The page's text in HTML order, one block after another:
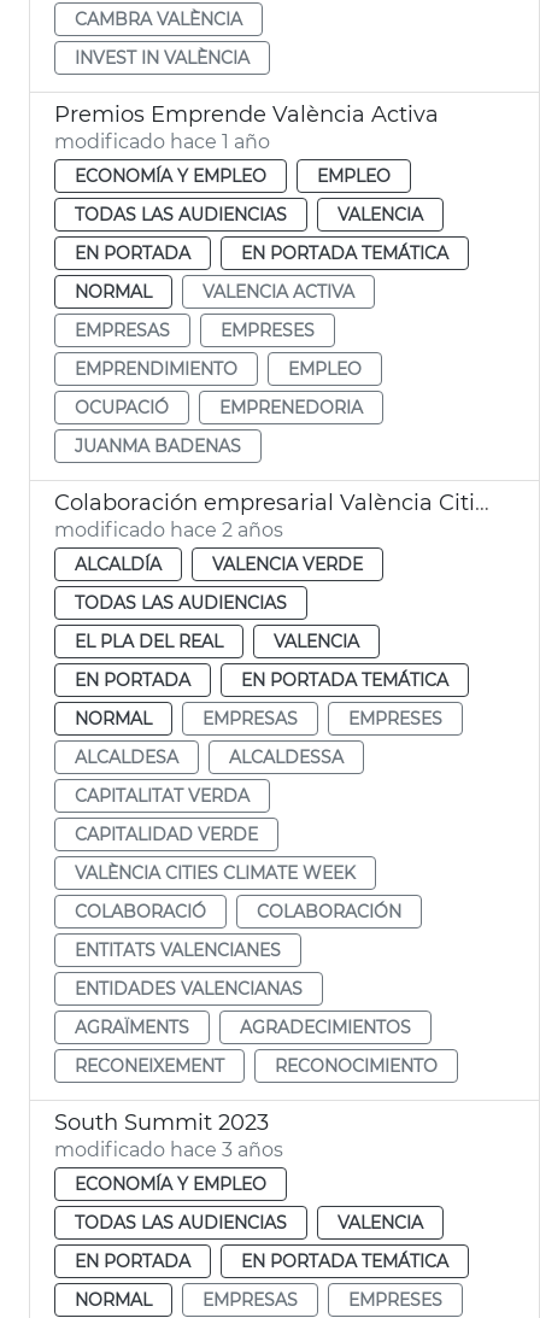
CAMBRA VALÈNCIA
INVEST IN VALÈNCIA
Premios Emprende València Activa
modificado hace 1 año
ECONOMÍA Y EMPLEO
EMPLEO
TODAS LAS AUDIENCIAS
VALENCIA
EN PORTADA
EN PORTADA TEMÁTICA
NORMAL
VALENCIA ACTIVA
EMPRESAS
EMPRESES
EMPRENDIMIENTO
EMPLEO
OCUPACIÓ
EMPRENEDORIA
JUANMA BADENAS
Colaboración empresarial València Cities Climate Week
modificado hace 2 años
ALCALDÍA
VALENCIA VERDE
TODAS LAS AUDIENCIAS
EL PLA DEL REAL
VALENCIA
EN PORTADA
EN PORTADA TEMÁTICA
NORMAL
EMPRESAS
EMPRESES
ALCALDESA
ALCALDESSA
CAPITALITAT VERDA
CAPITALIDAD VERDE
VALÈNCIA CITIES CLIMATE WEEK
COLABORACIÓ
COLABORACIÓN
ENTITATS VALENCIANES
ENTIDADES VALENCIANAS
AGRAÏMENTS
AGRADECIMIENTOS
RECONEIXEMENT
RECONOCIMIENTO
South Summit 2023
modificado hace 3 años
ECONOMÍA Y EMPLEO
TODAS LAS AUDIENCIAS
VALENCIA
EN PORTADA
EN PORTADA TEMÁTICA
NORMAL
EMPRESAS
EMPRESES